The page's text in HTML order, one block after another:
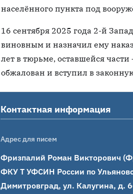
населённого пункта под
16 сентября 2025 года 2-й
виновным и назначил ему
лет в тюрьме, оставшейся
обжалован и вступил в
Контактная информация
Адрес для писем
Фризпалий Роман Викторович
ФКУ Т УФСИН России по
Димитровград, ул. Калугина, д.